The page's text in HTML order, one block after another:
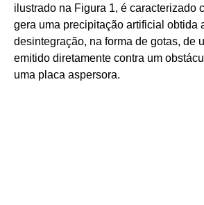
ilustrado na Figura 1, é caracterizado
gera uma precipitação artificial obtida
desintegração, na forma de gotas, de
emitido diretamente contra um
uma placa aspersora.